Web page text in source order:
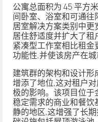
公寓总面积为 45 平方
间卧室、浴室和可通
居室解决方案类别中
居住舒适度并扩大了
紧凑型工作室相比租
功能性,并使该房产在城
建筑群的架构和设计
增添了地位,这对租户
极的影响。该项目位于
稳定需求的商业和餐
静的地区,这增强了长